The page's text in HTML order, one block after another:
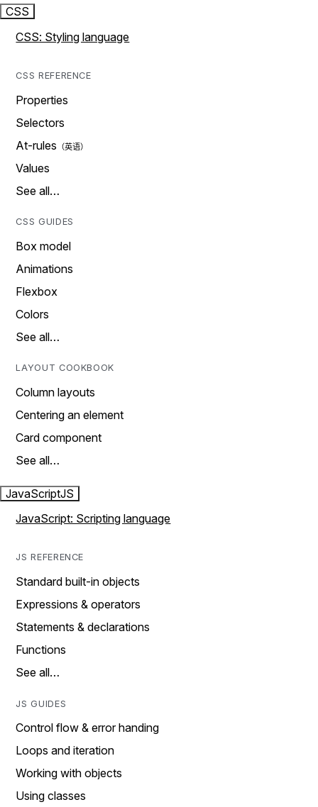
CSS
CSS: Styling language
CSS REFERENCE
Properties
Selectors
At-rules
Values
See all…
CSS GUIDES
Box model
Animations
Flexbox
Colors
See all…
LAYOUT COOKBOOK
Column layouts
Centering an element
Card component
See all…
JavaScriptJS
JavaScript: Scripting language
JS REFERENCE
Standard built-in objects
Expressions & operators
Statements & declarations
Functions
See all…
JS GUIDES
Control flow & error handing
Loops and iteration
Working with objects
Using classes